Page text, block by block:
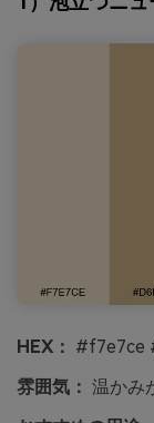
HEX： #f7e7ce
雰囲気： 温かみ